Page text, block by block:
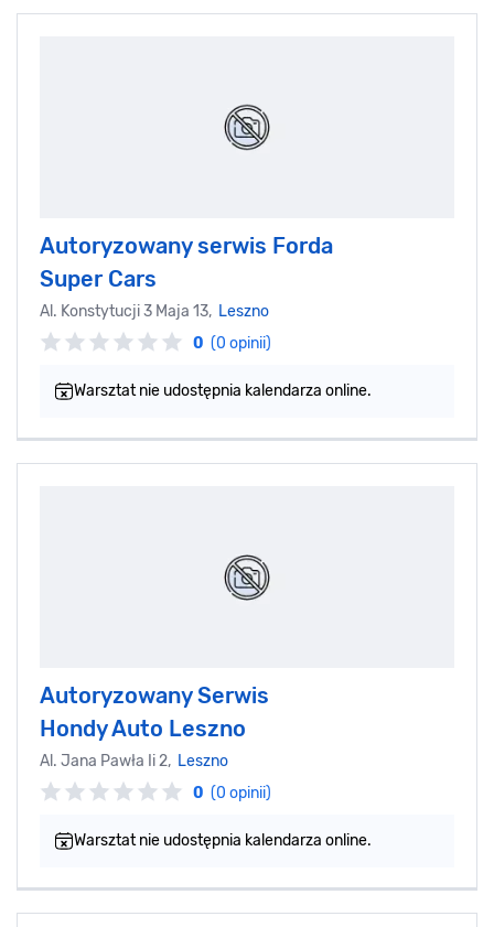
Autoryzowany serwis Forda
Super Cars
Al. Konstytucji 3 Maja 13, Leszno
0 (0 opinii)
Warsztat nie udostępnia kalendarza online.
Autoryzowany Serwis
Hondy Auto Leszno
Al. Jana Pawła Ii 2, Leszno
0 (0 opinii)
Warsztat nie udostępnia kalendarza online.